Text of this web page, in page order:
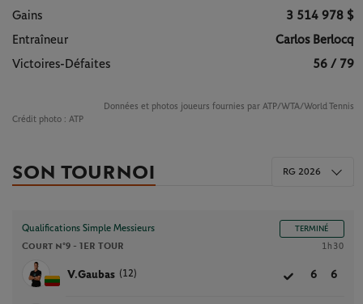
Gains
3 514 978 $
Entraîneur
Carlos Berlocq
Victoires-Défaites
56 / 79
Données et photos joueurs fournies par ATP/WTA/World Tennis
Crédit photo : ATP
SON TOURNOI RG 2026
Qualifications Simple Messieurs TERMINÉ
Court n°9 - 1ER TOUR 1h30
V.Gaubas (12) 6 6